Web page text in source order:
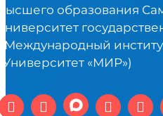
образования
«МИР»)